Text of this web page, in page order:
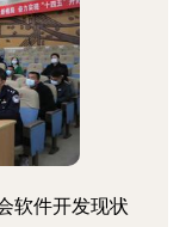
软件开发现状